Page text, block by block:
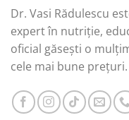
Dr. Vasi Rădulescu
expert în nutriție,
oficial găsești o
cele mai bune prețuri.